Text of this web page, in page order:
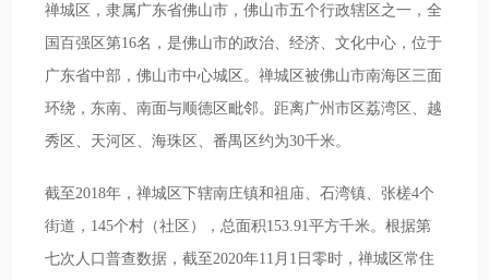
禅城区，隶属广东省佛山市，佛山市五个行政辖区之一，全
国百强区第16名，是佛山市的政治、经济、文化中心，位于
广东省中部，佛山市中心城区。禅城区被佛山市南海区三面
环绕，东南、南面与顺德区毗邻。距离广州市区荔湾区、越
秀区、天河区、海珠区、番禺区约为30千米。
截至2018年，禅城区下辖南庄镇和祖庙、石湾镇、张槎4个
街道，145个村（社区），总面积153.91平方千米。根据第
七次人口普查数据，截至2020年11月1日零时，禅城区常住